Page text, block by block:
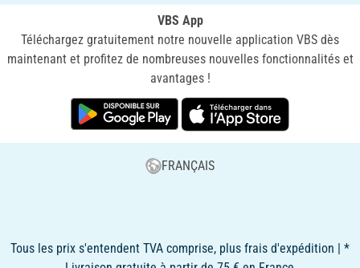
VBS App
Téléchargez gratuitement notre nouvelle application VBS dès
maintenant et profitez de nombreuses nouvelles fonctionnalités et
avantages !
FRANÇAIS
Tous les prix s'entendent TVA comprise, plus frais d'expédition | *